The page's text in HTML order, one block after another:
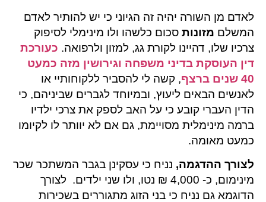
לאדם מן השורה יהיה זה הגיוני כי יש להותיר לאדם
המשלם מזונות סכום כלשהו ולו מינימלי לסיפוק
צרכיו שלו, דהיינו לקורת גג, למזון ולרפואה. כעורכת
דין העוסקת בדיני משפחה וגירושין מזה כמעט
40 שנים ברצף
, קשה לי להסביר ללקוחותיי או
לאנשים הבאים ליעוץ, ובמיוחד לגברים שביניהם, כי
הדין העברי קובע כי על האב לספק את צרכי ילדיו
ברמה מינימלית מסויימת, גם אם לא יוותר לו לקיומו
כמעט מאומה.
לצורך ההדגמה, נניח כי עסקינן בגבר המשתכר שכר
מינימום, כ- 4,000 ₪ נטו, ולו שני ילדים. לצורך
הדוגמא גם נניח כי בני הזוג מתגוררים בשכירות